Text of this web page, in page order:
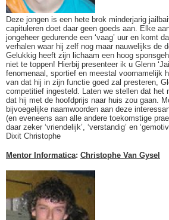
Deze jongen is een hete brok minderjarig
capituleren doet daar geen goeds aan. Elke
jongeheer gedurende een ‘vaag’ uur en komt
verhalen waar hij zelf nog maar nauwelijks de
Gelukkig heeft zijn lichaam een hoog
niet te toppen! Hierbij presenteer ik u Glenn
fenomenaal, sportief en meestal voornamelijk
van dat hij in zijn functie goed zal presteren,
competitief ingesteld. Laten we stellen dat het
dat hij met de hoofdprijs naar huis zou gaan.
bijvoegelijke naamwoorden aan deze
(en eveneens aan alle andere toekomstige
daar zeker ‘vriendelijk’, ‘verstandig’ en
Dixit Christophe
Mentor Informatica: Christophe Van Gysel